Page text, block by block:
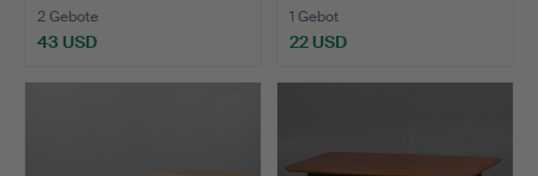
2 Gebote
43 USD
1 Gebot
22 USD